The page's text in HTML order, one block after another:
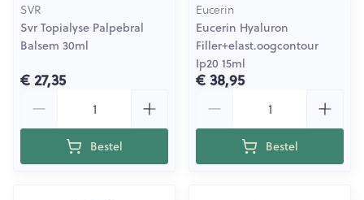
SVR
Svr Topialyse Palpebral
Balsem 30ml
€ 27,35
Bestel
Eucerin
Eucerin Hyaluron
Filler+elast.oogcontour
Ip20 15ml
€ 38,95
Bestel